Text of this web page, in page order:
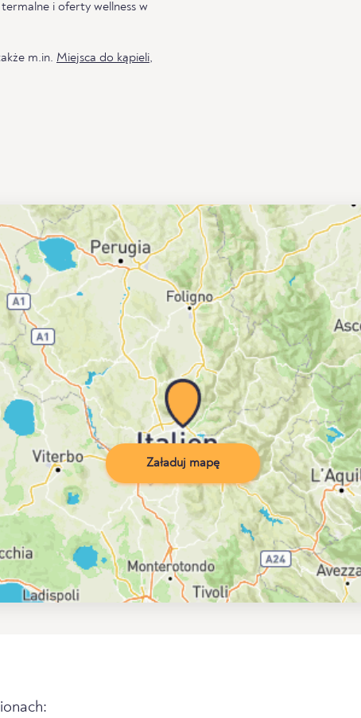
i oferty wellness w
m.in. Miejsca do kąpieli,
Załaduj mapę